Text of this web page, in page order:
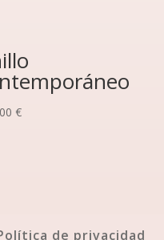
€
de privacidad